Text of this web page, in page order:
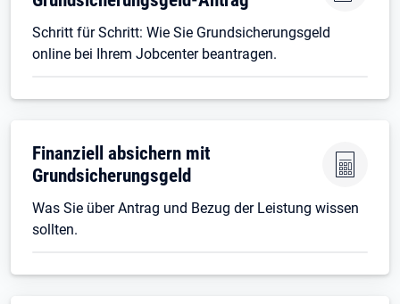
Schritt für Schritt: Wie Sie Grundsicherungsgeld
online bei Ihrem Jobcenter beantragen.
Finanziell absichern mit
Grundsicherungsgeld
Was Sie über Antrag und Bezug der Leistung wissen
sollten.